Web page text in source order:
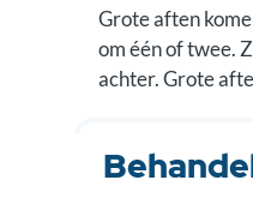
Grote aften
om één of twee.
achter. Grote